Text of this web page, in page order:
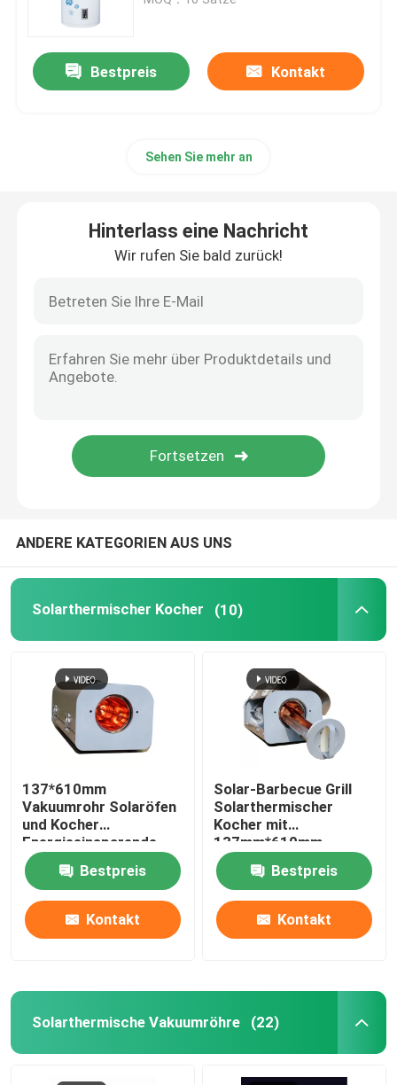
Split-Solar-Wasserbereiter
Sonnenkollektor des Flacheisens
Luftquelle Pufferbehälter
Luftwärmepumpe Wasserbereiter
Photovoltaische Warmwasserbereiter
Wasserbehälter für den Ofen
Bestpreis Kontakt
Sehen Sie mehr an
Hinterlass eine Nachricht
Wir rufen Sie bald zurück!
ANDERE KATEGORIEN AUS UNS
Solarthermischer Kocher (10)
137*610mm
Vakuumrohr Solaröfen
und Kocher
Energieeinsparende
Kocher zum Kochen im
Freien Großer Solargrill
Bestpreis
Kontakt
Solar-Barbecue Grill
Solarthermischer
Kocher mit
137mm*610mm
Solarröhren
Bestpreis
Kontakt
Solarthermische Vakuumröhre (22)